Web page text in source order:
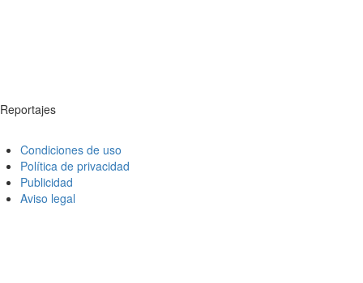
Reportajes
Condiciones de uso
Política de privacidad
Publicidad
Aviso legal